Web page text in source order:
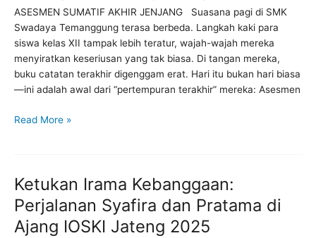
ASESMEN SUMATIF AKHIR JENJANG Suasana pagi di SMK
Swadaya Temanggung terasa berbeda. Langkah kaki para
siswa kelas XII tampak lebih teratur, wajah-wajah mereka
menyiratkan keseriusan yang tak biasa. Di tangan mereka,
buku catatan terakhir digenggam erat. Hari itu bukan hari biasa
—ini adalah awal dari “pertempuran terakhir” mereka: Asesmen
SUMATIF
AKHIR
JENJANG
Read More »
Ketukan Irama Kebanggaan:
Perjalanan Syafira dan Pratama di
Ajang IOSKI Jateng 2025
Ketukan
Irama
Kebanggaan:
Perjalanan